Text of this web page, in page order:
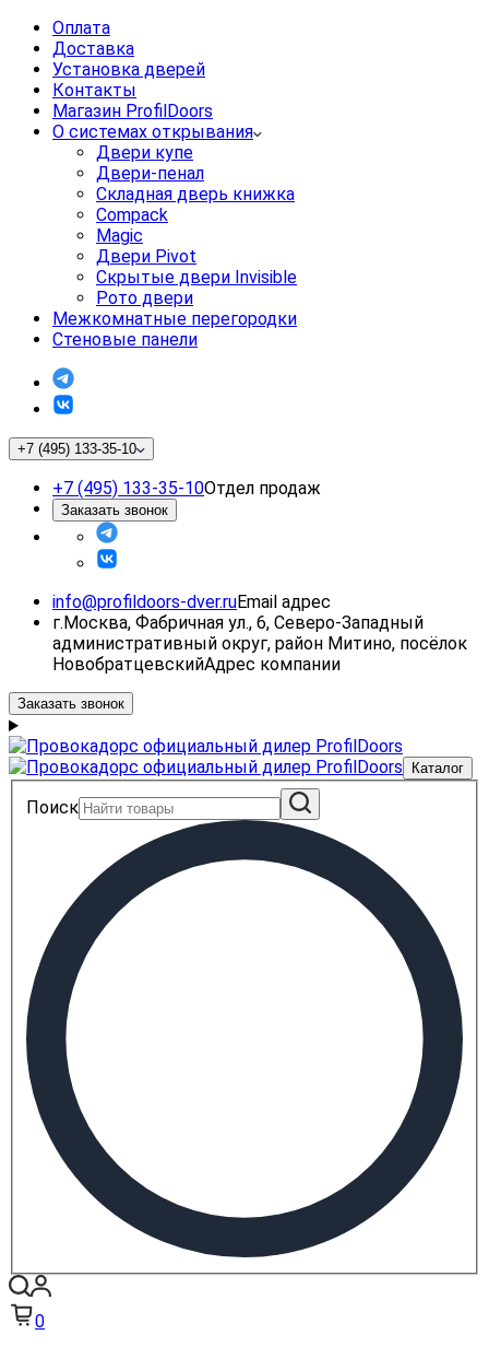
Оплата
Доставка
Установка дверей
Контакты
Магазин ProfilDoors
О системах открывания
Двери купе
Двери-пенал
Складная дверь книжка
Compack
Magic
Двери Pivot
Скрытые двери Invisible
Рото двери
Межкомнатные перегородки
Стеновые панели
+7 (495) 133-35-10
+7 (495) 133-35-10Отдел продаж
Заказать звонок
info@profildoors-dver.ruEmail адрес
г.Москва, Фабричная ул., 6, Северо-Западный
административный округ, район Митино, посёлок
НовобратцевскийАдрес компании
Заказать звонок
Каталог
Поиск
0